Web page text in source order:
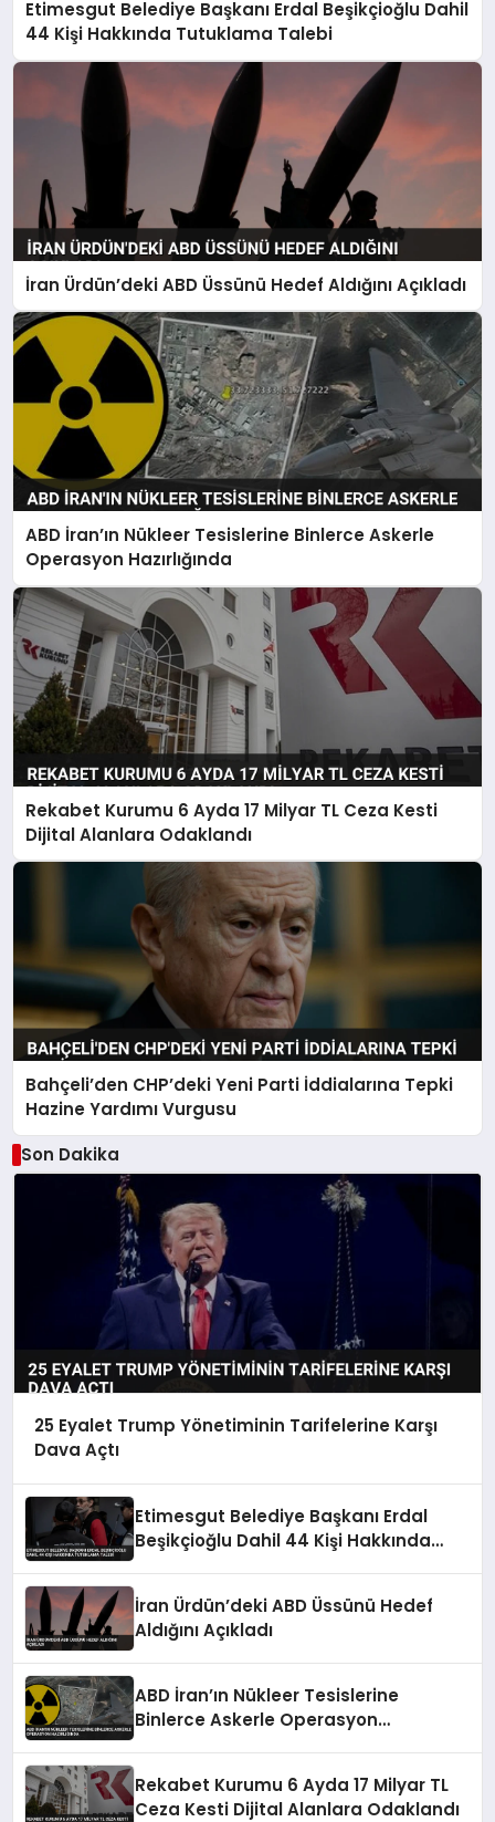
Etimesgut Belediye Başkanı Erdal Beşikçioğlu Dahil
44 Kişi Hakkında Tutuklama Talebi
İran Ürdün’deki ABD Üssünü Hedef Aldığını Açıkladı
ABD İran’ın Nükleer Tesislerine Binlerce Askerle
Operasyon Hazırlığında
Rekabet Kurumu 6 Ayda 17 Milyar TL Ceza Kesti
Dijital Alanlara Odaklandı
Bahçeli’den CHP’deki Yeni Parti İddialarına Tepki
Hazine Yardımı Vurgusu
Son Dakika
25 Eyalet Trump Yönetiminin Tarifelerine Karşı
Dava Açtı
Etimesgut Belediye Başkanı Erdal
Beşikçioğlu Dahil 44 Kişi Hakkında
İran Ürdün’deki ABD Üssünü Hedef
Aldığını Açıkladı
ABD İran’ın Nükleer Tesislerine
Binlerce Askerle Operasyon
Rekabet Kurumu 6 Ayda 17 Milyar TL
Ceza Kesti Dijital Alanlara Odaklandı